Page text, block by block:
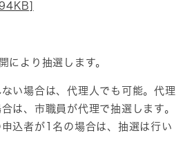
により抽選します。
ない場合は、代理人でも可能。代理
は、市職員が代理で抽選します。
込者が1名の場合は、抽選は行い